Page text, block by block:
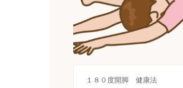
１８０度開脚 健康法